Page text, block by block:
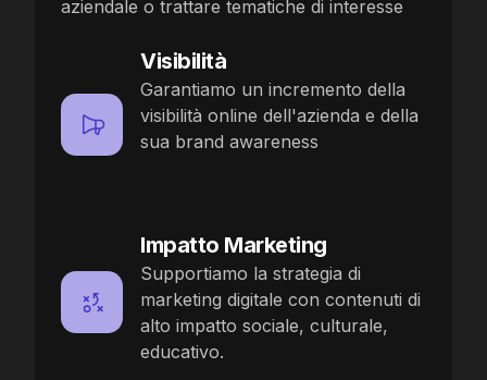
aziendale o trattare tematiche di interesse
Visibilità
Garantiamo un incremento della
visibilità online dell'azienda e della
sua brand awareness
Impatto Marketing
Supportiamo la strategia di
marketing digitale con contenuti di
alto impatto sociale, culturale,
educativo.